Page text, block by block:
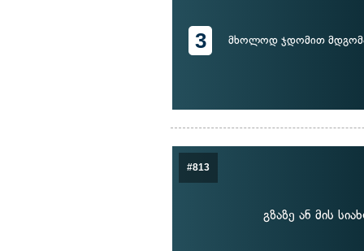
3 მხოლოდ ჯდომით
#813
გზაზე ან მის